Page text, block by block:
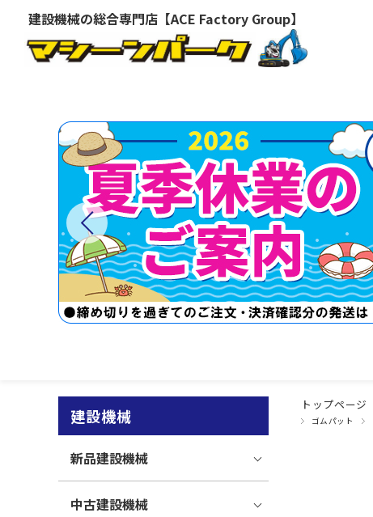
建設機械の総合専門店【ACE Factory Group】
トップページ
ゴムパット
建設機械
新品建設機械
中古建設機械